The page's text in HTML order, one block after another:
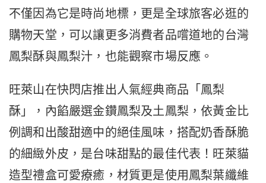
不僅因為它是時尚地標，更是全球旅客必逛的
購物天堂，可以讓更多消費者品嚐道地的台灣
鳳梨酥與鳳梨汁，也能觀察市場反應。
旺萊山在快閃店推出人氣經典商品「鳳梨
酥」，內餡嚴選金鑽鳳梨及土鳳梨，依黃金比
例調和出酸甜適中的絕佳風味，搭配奶香酥脆
的細緻外皮，是台味甜點的最佳代表！旺萊貓
造型禮盒可愛療癒，材質更是使用鳳梨葉纖維